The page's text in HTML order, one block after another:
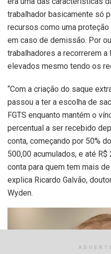
trabalhador basicamente só
recursos como uma
em caso de demissão. Por
trabalhadores a recorrerem
elevados mesmo tendo os
“Com a criação do saque
passou a ter a escolha de
FGTS enquanto mantém o
percentual a ser recebido
conta, começando por 50%
500,00 acumulados, e até
conta para quem tem mais
explica Ricardo Galvão,
Wyden.